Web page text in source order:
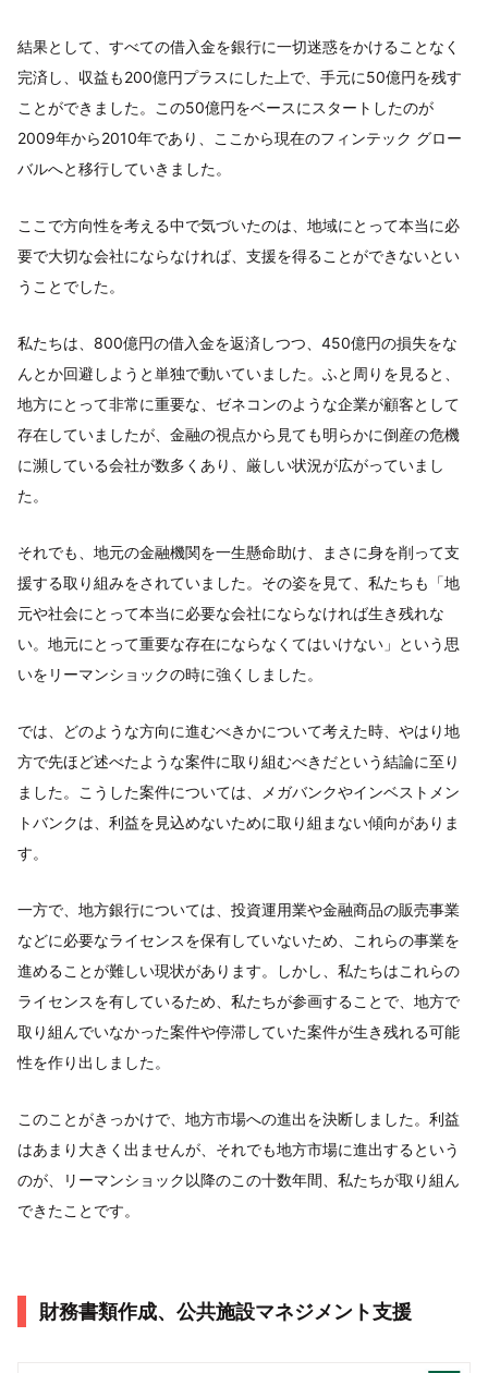
結果として、すべての借入金を銀行に一切迷惑をかけることなく
完済し、収益も200億円プラスにした上で、手元に50億円を残す
ことができました。この50億円をベースにスタートしたのが
2009年から2010年であり、ここから現在のフィンテック グロー
バルへと移行していきました。
ここで方向性を考える中で気づいたのは、地域にとって本当に必
要で大切な会社にならなければ、支援を得ることができないとい
うことでした。
私たちは、800億円の借入金を返済しつつ、450億円の損失をな
んとか回避しようと単独で動いていました。ふと周りを見ると、
地方にとって非常に重要な、ゼネコンのような企業が顧客として
存在していましたが、金融の視点から見ても明らかに倒産の危機
に瀕している会社が数多くあり、厳しい状況が広がっていまし
た。
それでも、地元の金融機関を一生懸命助け、まさに身を削って支
援する取り組みをされていました。その姿を見て、私たちも「地
元や社会にとって本当に必要な会社にならなければ生き残れな
い。地元にとって重要な存在にならなくてはいけない」という思
いをリーマンショックの時に強くしました。
では、どのような方向に進むべきかについて考えた時、やはり地
方で先ほど述べたような案件に取り組むべきだという結論に至り
ました。こうした案件については、メガバンクやインベストメン
トバンクは、利益を見込めないために取り組まない傾向がありま
す。
一方で、地方銀行については、投資運用業や金融商品の販売事業
などに必要なライセンスを保有していないため、これらの事業を
進めることが難しい現状があります。しかし、私たちはこれらの
ライセンスを有しているため、私たちが参画することで、地方で
取り組んでいなかった案件や停滞していた案件が生き残れる可能
性を作り出しました。
このことがきっかけで、地方市場への進出を決断しました。利益
はあまり大きく出ませんが、それでも地方市場に進出するという
のが、リーマンショック以降のこの十数年間、私たちが取り組ん
できたことです。
財務書類作成、公共施設マネジメント支援